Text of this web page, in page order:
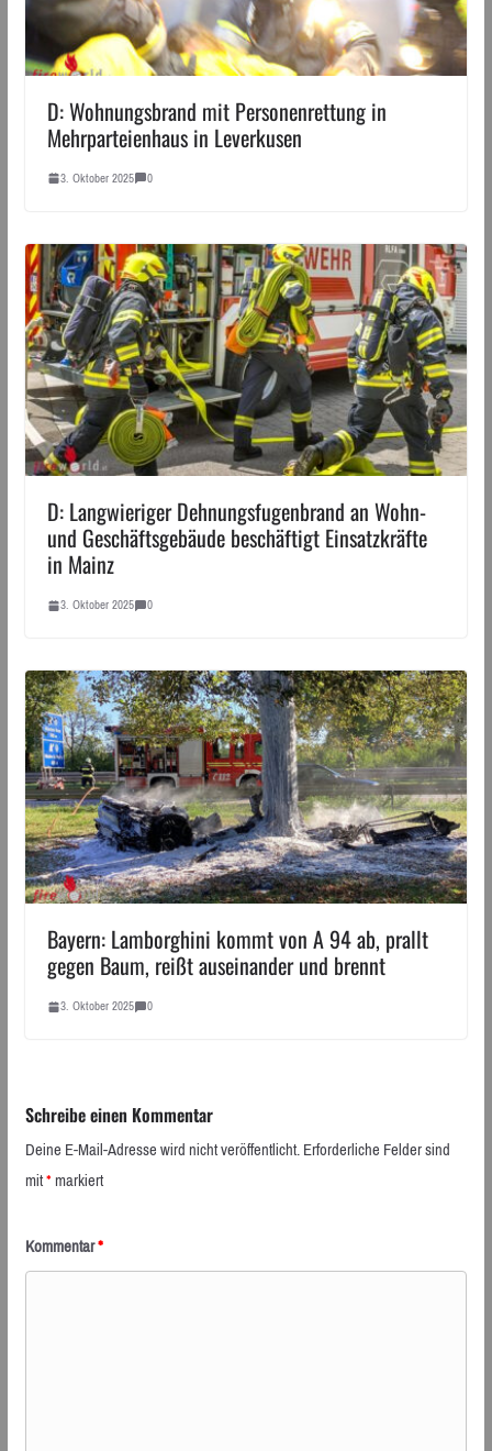
D: Wohnungsbrand mit Personenrettung in
Mehrparteienhaus in Leverkusen
3. Oktober 2025 0
D: Langwieriger Dehnungsfugenbrand an Wohn-
und Geschäftsgebäude beschäftigt Einsatzkräfte
in Mainz
3. Oktober 2025 0
Bayern: Lamborghini kommt von A 94 ab, prallt
gegen Baum, reißt auseinander und brennt
3. Oktober 2025 0
Schreibe einen Kommentar
Deine E-Mail-Adresse wird nicht veröffentlicht.Erforderliche Felder sind
mit*markiert
Kommentar*